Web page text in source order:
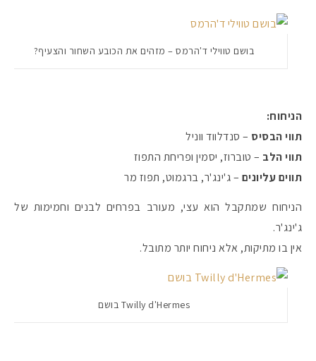
בושם טווילי ד'הרמס – מזהים את הכובע השחור והצעיף?
הניחוח:
תווי הבסיס – סנדלווד ווניל
תווי הלב – טוברוז, יסמין ופריחת התפוז
תווים עליונים – ג'ינג'ר, ברגמוט, תפוז מר
הניחוח שמתקבל הוא עצי, מעורב בפרחים לבנים וחמימות של
ג'ינג'ר.
אין בו מתיקות, אלא ניחוח יותר מתובל.
Twilly d'Hermes בושם